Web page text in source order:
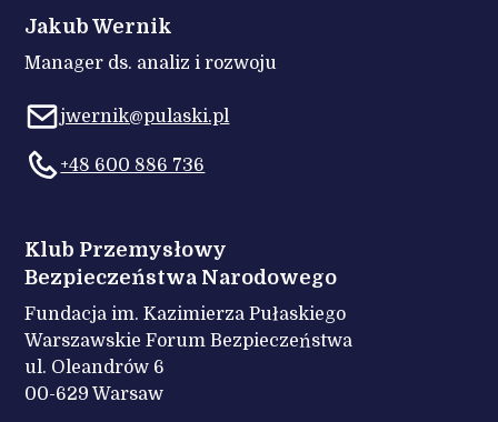
Jakub Wernik
Manager ds. analiz i rozwoju
jwernik@pulaski.pl
+48 600 886 736
Klub Przemysłowy
Bezpieczeństwa Narodowego
Fundacja im. Kazimierza Pułaskiego
Warszawskie Forum Bezpieczeństwa
ul. Oleandrów 6
00-629 Warsaw